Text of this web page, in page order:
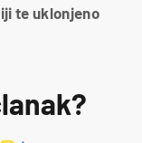
te uklonjeno